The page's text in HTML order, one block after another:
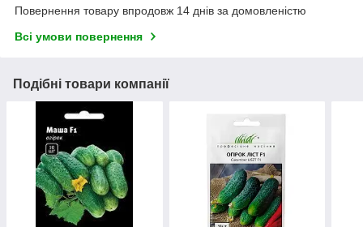
Повернення товару впродовж 14 днів за домовленістю
Всі умови повернення
Подібні товари компанії